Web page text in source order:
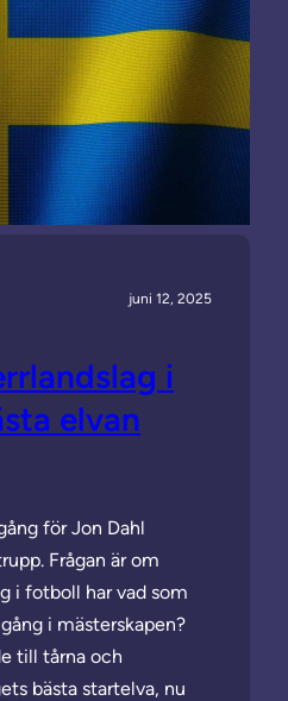
juni 12, 2025
i
elvan
för Jon Dahl
Frågan är om
i fotboll har vad som
i mästerskapen?
till tårna och
bästa startelva, nu